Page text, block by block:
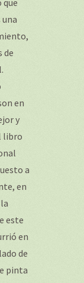
de
en
y
libro
a
en
este
en
de
pinta